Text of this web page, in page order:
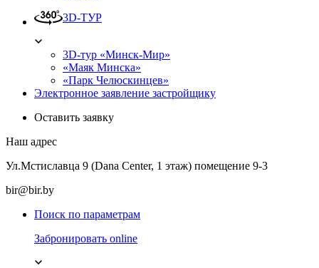
3D-ТУР
3D-тур «Минск-Мир»
«Маяк Минска»
«Парк Челюскинцев»
Электронное заявление застройщику
Оставить заявку
Наш адрес
Ул.Мстиславца 9 (Dana Center, 1 этаж) помещение 9-3
bir@bir.by
Поиск по параметрам
Забронировать online